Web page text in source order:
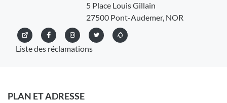
5 Place Louis Gillain
27500 Pont-Audemer, NOR
Liste des réclamations
PLAN ET ADRESSE